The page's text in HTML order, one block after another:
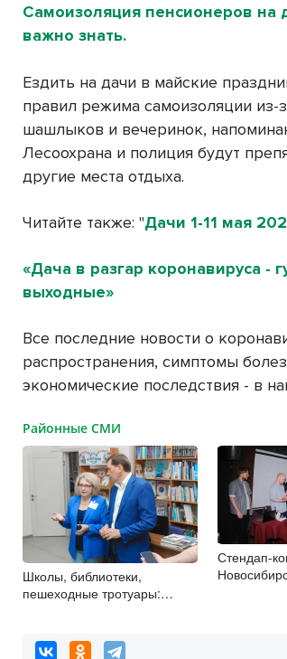
Самоизоляция пенсионеров на
важно знать.
Ездить на дачи в майские
правил режима самоизоляции из-
шашлыков и вечеринок,
Лесоохрана и полиция будут
другие места отдыха.
Читайте также: "Дачи 1-11 мая
«Дача в разгар коронавируса -
выходные»
Все последние новости о
распространения, симптомы
экономические последствия - в
Районные СМИ
Школы, библиотеки,
пешеходные тротуары:
на социальных объектах
Стендап-